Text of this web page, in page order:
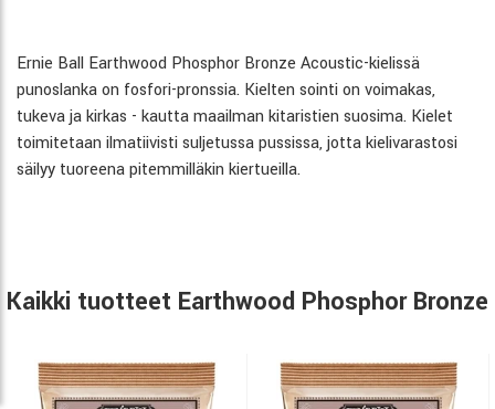
Ernie Ball Earthwood Phosphor Bronze Acoustic-kielissä
punoslanka on fosfori-pronssia. Kielten sointi on voimakas,
tukeva ja kirkas - kautta maailman kitaristien suosima. Kielet
toimitetaan ilmatiivisti suljetussa pussissa, jotta kielivarastosi
säilyy tuoreena pitemmilläkin kiertueilla.
Kaikki tuotteet Earthwood Phosphor Bronze